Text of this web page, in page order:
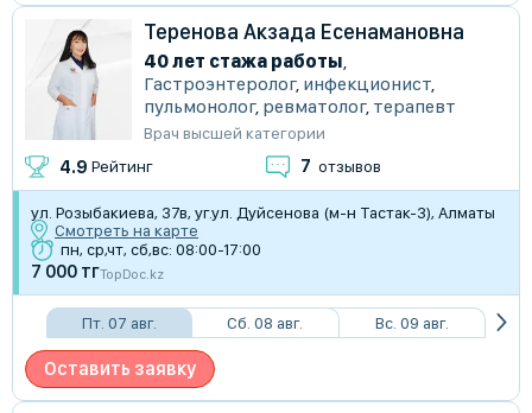
Теренова Акзада Есенамановна
40 лет стажа работы,
Гастроэнтеролог, инфекционист,
пульмонолог, ревматолог, терапевт
Врач высшей категории
4.9 Рейтинг 7 отзывов
​ул. Розыбакиева, 37в, уг.ул. Дуйсенова (м-н Тастак-3), Алматы
Смотреть на карте
пн, ср,чт, сб,вс: 08:00-17:00
7 000 тгTopDoc.kz
Пт. 07 авг. Сб. 08 авг. Вс. 09 авг.
Оставить заявку